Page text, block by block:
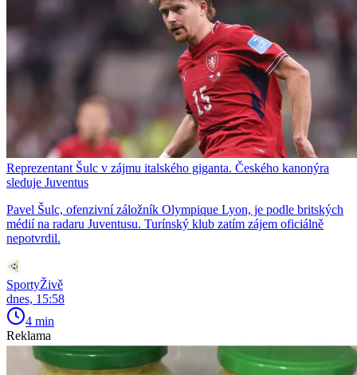
Reprezentant Šulc v zájmu italského giganta. Českého kanonýra
sleduje Juventus
Pavel Šulc, ofenzivní záložník Olympique Lyon, je podle britských
médií na radaru Juventusu. Turínský klub zatím zájem oficiálně
nepotvrdil.
SportyŽivě
dnes, 15:58
4 min
Reklama